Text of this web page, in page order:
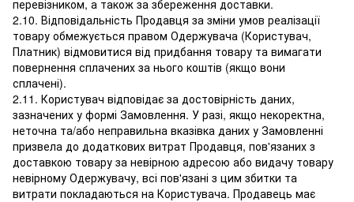
перевізником, а також за збереження доставки.
2.10. Відповідальність Продавця за зміни умов реалізації
товару обмежується правом Одержувача (Користувач,
Платник) відмовитися від придбання товару та вимагати
повернення сплачених за нього коштів (якщо вони
сплачені).
2.11. Користувач відповідає за достовірність даних,
зазначених у формі Замовлення. У разі, якщо некоректна,
неточна та/або неправильна вказівка ​​даних у Замовленні
призвела до додаткових витрат Продавця, пов'язаних з
доставкою товару за невірною адресою або видачу товару
невірному Одержувачу, всі пов'язані з цим збитки та
витрати покладаються на Користувача. Продавець має